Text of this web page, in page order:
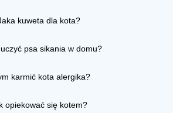
kuweta dla kota?
psa sikania w domu?
karmić kota alergika?
opiekować się kotem?